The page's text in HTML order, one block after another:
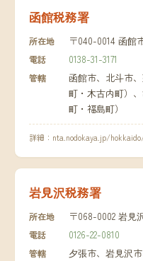
函館税務署
所在地 〒040-0014 函館
電話 0138-31-3171
管轄
函館市、北斗市
町・木古内町）
町・福島町）
詳細： nta.nodokaya.jp/
岩見沢税務署
所在地 〒068-0002 岩見
電話 0126-22-0810
管轄
夕張市、岩見沢